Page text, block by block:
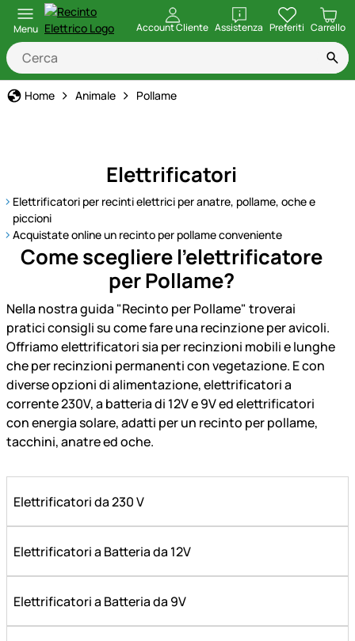
Menu Account Cliente Assistenza
apri Preferiti Carrello
Home Animale Pollame
Elettrificatori
Elettrificatori per recinti elettrici per anatre, pollame, oche e
piccioni
Acquistate online un recinto per pollame conveniente
Come scegliere l'elettrificatore
per Pollame?
Nella nostra guida "Recinto per Pollame" troverai
pratici consigli su come fare una recinzione per avicoli.
Offriamo elettrificatori sia per recinzioni mobili e lunghe
che per recinzioni permanenti con vegetazione. E con
diverse opzioni di alimentazione, elettrificatori a
corrente 230V, a batteria di 12V e 9V ed elettrificatori
con energia solare, adatti per un recinto per pollame,
tacchini, anatre ed oche.
Elettrificatori da 230 V
Elettrificatori a Batteria da 12V
Elettrificatori a Batteria da 9V